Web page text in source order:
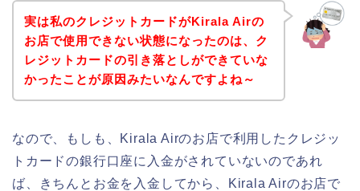
実は私のクレジットカードがKirala Airの
お店で使用できない状態になったのは、ク
レジットカードの引き落としができていな
かったことが原因みたいなんですよね～
なので、もしも、Kirala Airのお店で利用したクレジッ
トカードの銀行口座に入金がされていないのであれ
ば、きちんとお金を入金してから、Kirala Airのお店で